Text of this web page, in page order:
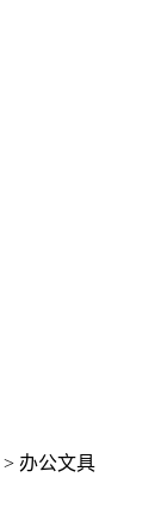
> 办公文具